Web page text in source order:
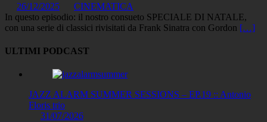
26/12/2025
CINEMATICA
In questo episodio: il nostro consueto SPECIALE DI NATALE,
con una serie di classici rivisitati da Frank Sinatra con Gordon […]
ULTIMI PODCAST
JAZZ ALARM SUMMER SESSIONS – EP.19 :: Antonio
Floris trio
31/07/2026